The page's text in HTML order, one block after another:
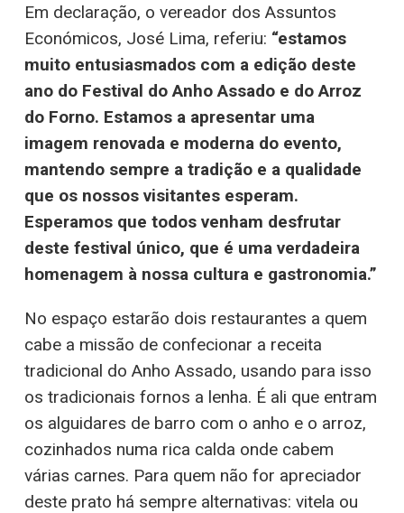
Em declaração, o vereador dos Assuntos
Económicos, José Lima, referiu: “estamos
muito entusiasmados com a edição deste
ano do Festival do Anho Assado e do Arroz
do Forno. Estamos a apresentar uma
imagem renovada e moderna do evento,
mantendo sempre a tradição e a qualidade
que os nossos visitantes esperam.
Esperamos que todos venham desfrutar
deste festival único, que é uma verdadeira
homenagem à nossa cultura e gastronomia.”
No espaço estarão dois restaurantes a quem
cabe a missão de confecionar a receita
tradicional do Anho Assado, usando para isso
os tradicionais fornos a lenha. É ali que entram
os alguidares de barro com o anho e o arroz,
cozinhados numa rica calda onde cabem
várias carnes. Para quem não for apreciador
deste prato há sempre alternativas: vitela ou